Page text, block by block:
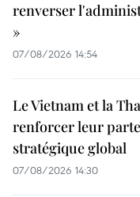
renverser
»
07/08/2026 14:54
Le Vietnam et la
renforcer leur
stratégique global
07/08/2026 14:30